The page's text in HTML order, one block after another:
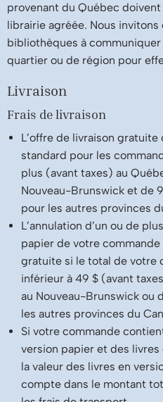
provenant du Québec doivent
librairie agréée. Nous
bibliothèques à
quartier ou de région pour
Livraison
Frais de livraison
L’offre de livraison gratuite
standard pour les
plus (avant taxes) au
Nouveau-Brunswick et de
pour les autres provinces
L’annulation d’un ou de
papier de votre commande
gratuite si le total de votre
inférieur à 49 $ (avant
au Nouveau-Brunswick ou
les autres provinces du
Si votre commande
version papier et des
la valeur des livres en
compte dans le montant